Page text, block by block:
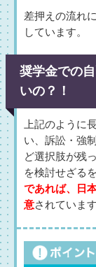
差押えの流れ
しています。
奨学金での
いの？！
上記のように
い、訴訟・強
ど選択肢が残
を検討せざる
であれば、日
意されています